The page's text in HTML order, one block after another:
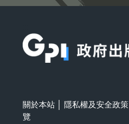
關於本站 隱私權及安全政策
覽